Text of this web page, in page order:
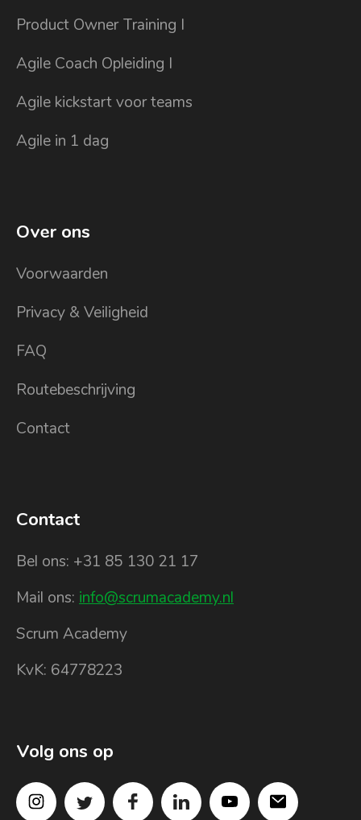
Product Owner Training I
Agile Coach Opleiding I
Agile kickstart voor teams
Agile in 1 dag
Over ons
Voorwaarden
Privacy & Veiligheid
FAQ
Routebeschrijving
Contact
Contact
Bel ons: +31 85 130 21 17
Mail ons: info@scrumacademy.nl
Scrum Academy
KvK: 64778223
Volg ons op